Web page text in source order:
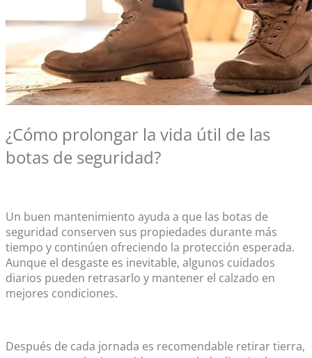
¿Cómo prolongar la vida útil de las
botas de seguridad?
Un buen mantenimiento ayuda a que las botas de
seguridad conserven sus propiedades durante más
tiempo y continúen ofreciendo la protección esperada.
Aunque el desgaste es inevitable, algunos cuidados
diarios pueden retrasarlo y mantener el calzado en
mejores condiciones.
Después de cada jornada es recomendable retirar tierra,